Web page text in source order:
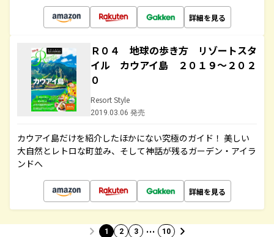
詳細を見る
Ｒ０４ 地球の歩き方 リゾートスタ
イル カウアイ島 ２０１９～２０２
０
Resort Style
2019.03.06 発売
カウアイ島だけを紹介したほかにない究極のガイド！ 美しい
大自然とレトロな町並み、そして神話が残るガーデン・アイラ
ンドへ
詳細を見る
1 2 3 … 10